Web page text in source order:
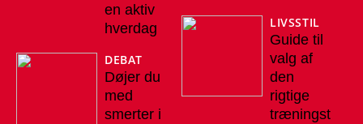
en aktiv
hverdag
DEBAT
Døjer du
med
smerter i
LIVSSTIL
Guide til
valg af
den
rigtige
træningst